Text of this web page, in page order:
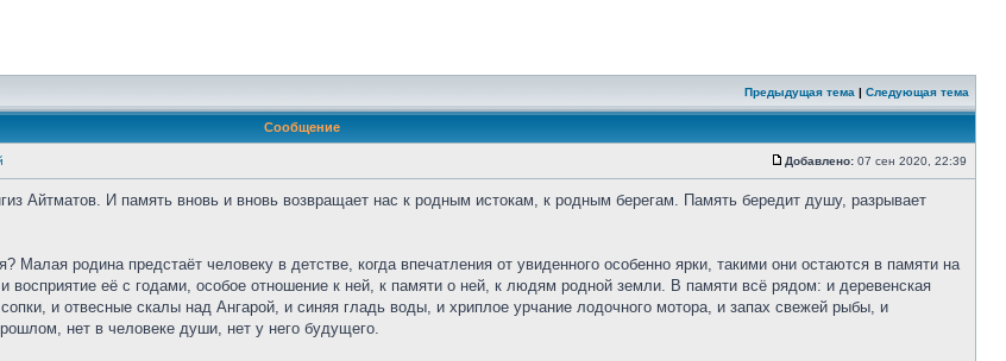
Предыдущая тема | Следующая тема
Сообщение
Добавлено: 07 сен 2020, 22:39
Айтматов. И память вновь и вновь возвращает нас к родным истокам, к родным берегам. Память бередит душу, разрывает
Малая родина предстаёт человеку в детстве, когда впечатления от увиденного особенно ярки, такими они остаются в памяти на
её с годами, особое отношение к ней, к памяти о ней, к людям родной земли. В памяти всё рядом: и деревенская
и отвесные скалы над Ангарой, и синяя гладь воды, и хриплое урчание лодочного мотора, и запах свежей рыбы, и
нет в человеке души, нет у него будущего.